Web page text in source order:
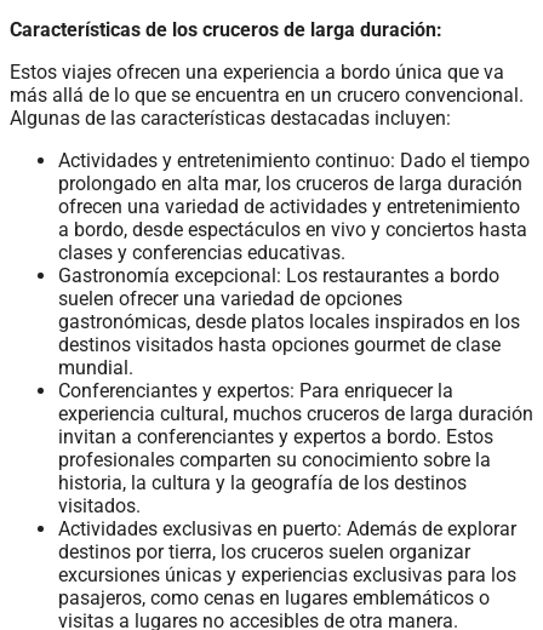
Características de los cruceros de larga duración:
Estos viajes ofrecen una experiencia a bordo única que va
más allá de lo que se encuentra en un crucero convencional.
Algunas de las características destacadas incluyen:
Actividades y entretenimiento continuo: Dado el tiempo
prolongado en alta mar, los cruceros de larga duración
ofrecen una variedad de actividades y entretenimiento
a bordo, desde espectáculos en vivo y conciertos hasta
clases y conferencias educativas.
Gastronomía excepcional: Los restaurantes a bordo
suelen ofrecer una variedad de opciones
gastronómicas, desde platos locales inspirados en los
destinos visitados hasta opciones gourmet de clase
mundial.
Conferenciantes y expertos: Para enriquecer la
experiencia cultural, muchos cruceros de larga duración
invitan a conferenciantes y expertos a bordo. Estos
profesionales comparten su conocimiento sobre la
historia, la cultura y la geografía de los destinos
visitados.
Actividades exclusivas en puerto: Además de explorar
destinos por tierra, los cruceros suelen organizar
excursiones únicas y experiencias exclusivas para los
pasajeros, como cenas en lugares emblemáticos o
visitas a lugares no accesibles de otra manera.